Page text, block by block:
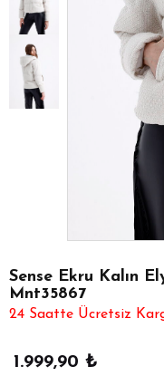
Sense Ekru Kalın
Mnt35867
24 Saatte Ücretsiz
1.999,90 ₺